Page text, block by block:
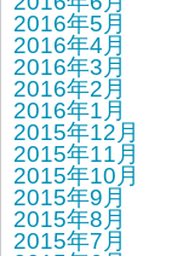
2016年5月
2016年4月
2016年3月
2016年2月
2016年1月
2015年12月
2015年11月
2015年10月
2015年9月
2015年8月
2015年7月